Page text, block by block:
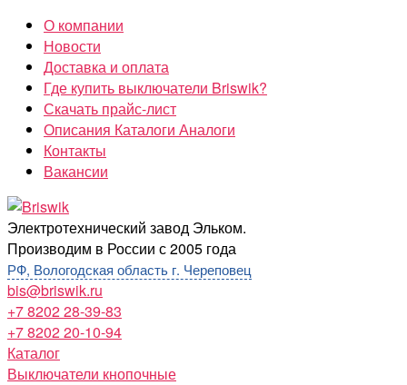
Перейти
содержимому
О компании
Новости
Доставка и оплата
Где купить выключатели Briswik?
Скачать прайс-лист
Описания Каталоги Аналоги
Контакты
Вакансии
Briswik
Электротехнический завод Эльком.
Производим в России с 2005 года
РФ, Вологодская область г. Череповец
bis@briswik.ru
+7 8202 28-39-83
+7 8202 20-10-94
Каталог
Выключатели кнопочные